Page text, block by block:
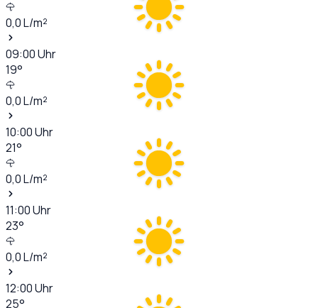
0,0L/m²
09:00Uhr
19°
0,0L/m²
10:00Uhr
21°
0,0L/m²
11:00Uhr
23°
0,0L/m²
12:00Uhr
25°